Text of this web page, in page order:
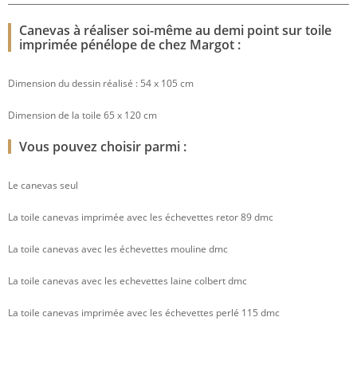
Canevas à réaliser soi-même au demi point sur toile
imprimée pénélope de chez Margot :
Dimension du dessin réalisé : 54 x 105 cm
Dimension de la toile 65 x 120 cm
Vous pouvez choisir parmi :
Le canevas seul
La toile canevas imprimée avec les échevettes retor 89 dmc
La toile canevas avec les échevettes mouline dmc
La toile canevas avec les echevettes laine colbert dmc
La toile canevas imprimée avec les échevettes perlé 115 dmc